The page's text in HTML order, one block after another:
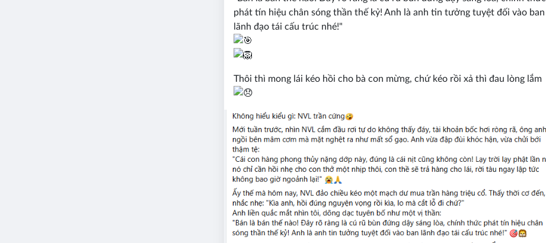
phát tín hiệu chân sóng thần thế kỷ! Anh là anh tin tưởng tuyệt đối vào ban
lãnh đạo tái cấu trúc nhé!"
Thôi thì mong lái kéo hồi cho bà con mừng, chứ kéo rồi xả thì đau lòng lắm